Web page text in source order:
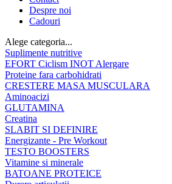
Despre noi
Cadouri
Alege categoria...
Suplimente nutritive
EFORT Ciclism INOT Alergare
Proteine fara carbohidrati
CRESTERE MASA MUSCULARA
Aminoacizi
GLUTAMINA
Creatina
SLABIT SI DEFINIRE
Energizante - Pre Workout
TESTO BOOSTERS
Vitamine si minerale
BATOANE PROTEICE